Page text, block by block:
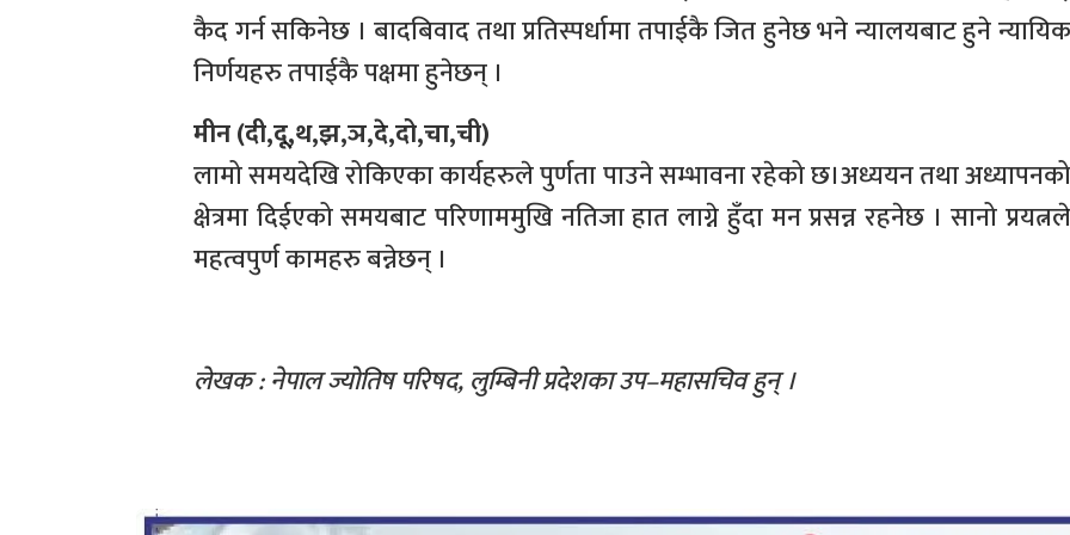
कैद गर्न सकिनेछ । बादबिवाद तथा प्रतिस्पर्धामा तपाईकै जित हुनेछ भने न्यालयबाट हुने न्यायिक
निर्णयहरु तपाईकै पक्षमा हुनेछन् ।
मीन (दी,दू,थ,झ,ञ,दे,दो,चा,ची)
लामो समयदेखि रोकिएका कार्यहरुले पुर्णता पाउने सम्भावना रहेको छ।अध्ययन तथा अध्यापनको
क्षेत्रमा दिईएको समयबाट परिणाममुखि नतिजा हात लाग्ने हुँदा मन प्रसन्न रहनेछ । सानो प्रयत्नले
महत्वपुर्ण कामहरु बन्नेछन् ।
लेखक : नेपाल ज्योतिष परिषद, लुम्बिनी प्रदेशका उप–महासचिव हुन् ।